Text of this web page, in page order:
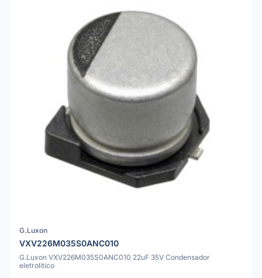
G.Luxon
VXV226M035S0ANC010
G.Luxon VXV226M035S0ANC010 22uF 35V Condensador
eletrolítico